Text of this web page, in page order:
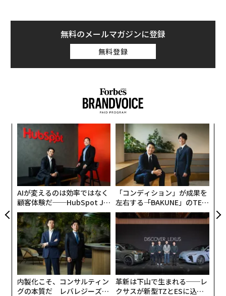
無料のメールマガジンに登録
無料登録
AIが変えるのは効率ではなく
顧客体験だ──HubSpot Ja
panが語る「Grow Better」
な組織のつくり方
「コンディション」が成果を
左右する――「BAKUNE」のTEN
TIALが支える「挑戦者の明
日」
内製化こそ、コンサルティン
グの本質だ レバレジーズが
革新は下山で生まれる──レ
クサスが新型TZとESに込め